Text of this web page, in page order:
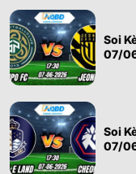
Soi
07/
Soi
07/